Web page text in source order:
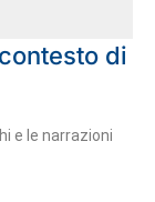
di
e le narrazioni